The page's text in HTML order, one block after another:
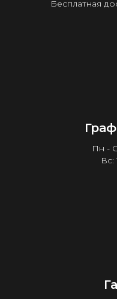
Бесплатная
Пн -
Вс: